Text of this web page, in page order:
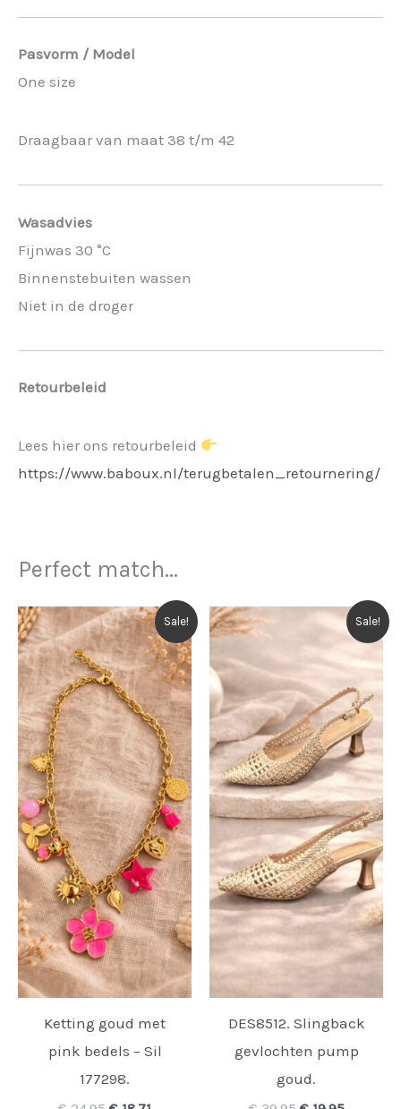
Pasvorm / Model
One size
Draagbaar van maat 38 t/m 42
Wasadvies
Fijnwas 30 °C
Binnenstebuiten wassen
Niet in de droger
Retourbeleid
Lees hier ons retourbeleid
https://www.baboux.nl/terugbetalen_retournering/
Perfect match...
Sale!
Ketting goud met
pink bedels – Sil
177298.
Sale!
DES8512. Slingback
gevlochten pump
goud.